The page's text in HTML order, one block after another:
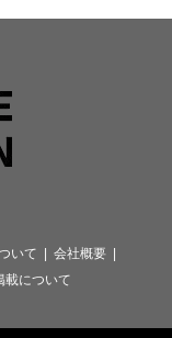
いて
会社概要
載について